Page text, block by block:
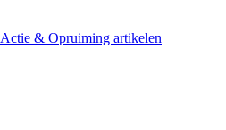
Actie & Opruiming artikelen